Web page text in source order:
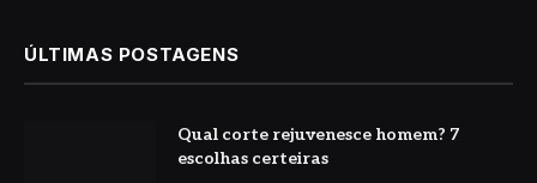
ÚLTIMAS POSTAGENS
Qual corte rejuvenesce homem? 7
escolhas certeiras